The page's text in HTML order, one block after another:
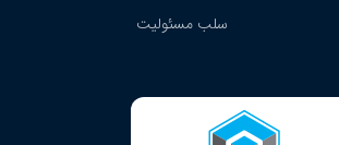
سلب مسئولیت